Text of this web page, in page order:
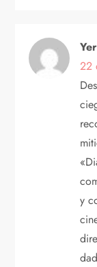
a
d
22
y